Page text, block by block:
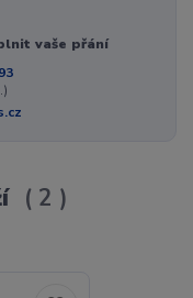
vaše přání
2